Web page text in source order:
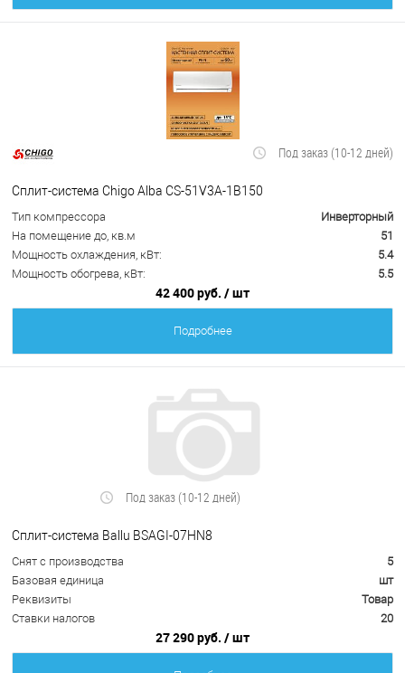
Под заказ (10-12 дней)
Сплит-система Chigo Alba CS-51V3A-1B150
Тип компрессора
Инверторный
На помещение до, кв.м
51
Мощность охлаждения, кВт:
5.4
Мощность обогрева, кВт:
5.5
42 400 руб. / шт
Подробнее
Под заказ (10-12 дней)
Сплит-система Ballu BSAGI-07HN8
Снят с производства
5
Базовая единица
шт
Реквизиты
Товар
Ставки налогов
20
27 290 руб. / шт